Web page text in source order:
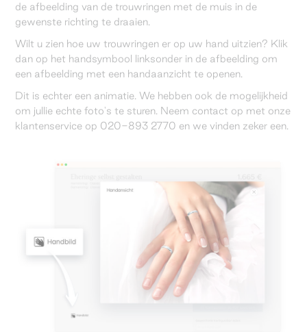
de afbeelding van de trouwringen met de muis in de
gewenste richting te draaien.
Wilt u zien hoe uw trouwringen er op uw hand uitzien? Klik
dan op het handsymbool linksonder in de afbeelding om
een afbeelding met een handaanzicht te openen.
Dit is echter een animatie. We hebben ook de mogelijkheid
om jullie echte foto's te sturen. Neem contact op met onze
klantenservice op 020-893 2770 en we vinden zeker een.